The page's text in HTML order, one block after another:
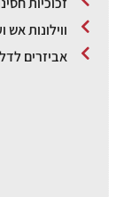
ווילונות אש
אביזרים